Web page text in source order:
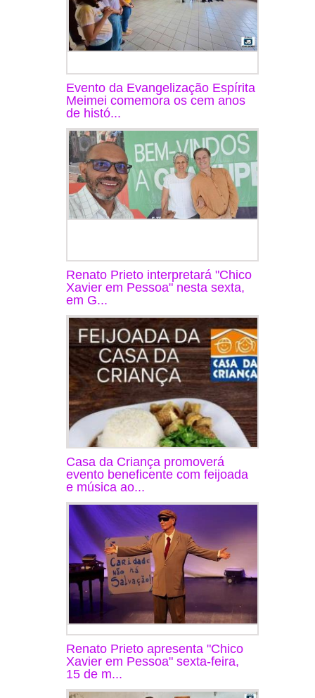
Evento da Evangelização Espírita
Meimei comemora os cem anos
de histó...
Renato Prieto interpretará "Chico
Xavier em Pessoa" nesta sexta,
em G...
Casa da Criança promoverá
evento beneficente com feijoada
e música ao...
Renato Prieto apresenta "Chico
Xavier em Pessoa" sexta-feira,
15 de m...